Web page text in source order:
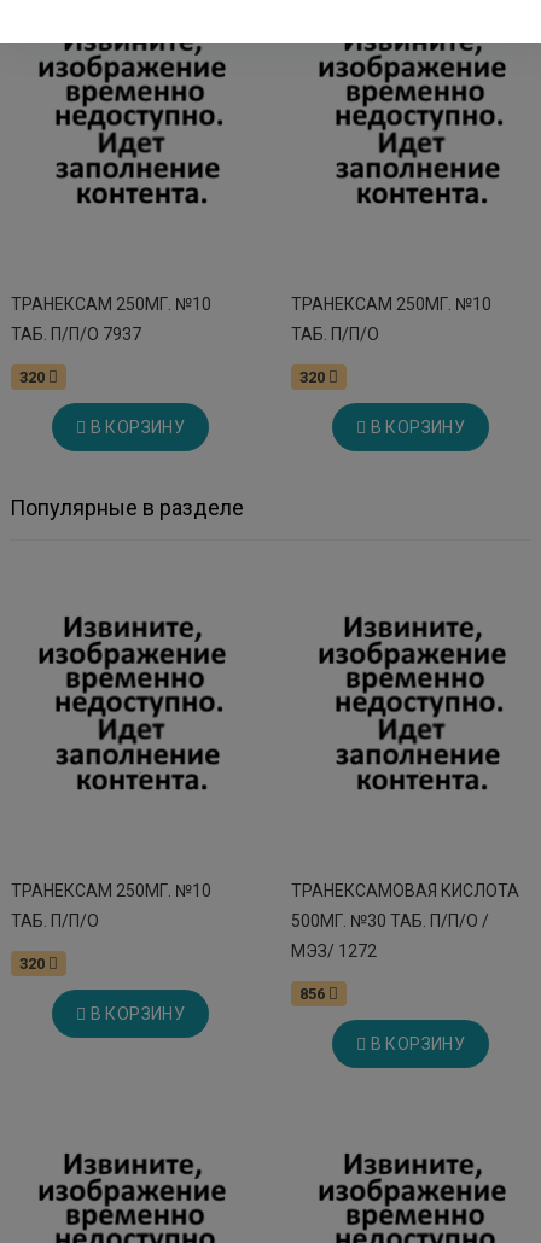
ТРАНЕКСАМ 250МГ. №10
ТАБ. П/П/О 7937
320
В КОРЗИНУ
ТРАНЕКСАМ 250МГ. №10
ТАБ. П/П/О
320
В КОРЗИНУ
Популярные в разделе
ТРАНЕКСАМ 250МГ. №10
ТАБ. П/П/О
320
В КОРЗИНУ
ТРАНЕКСАМОВАЯ КИСЛОТА
500МГ. №30 ТАБ. П/П/О /
МЭЗ/ 1272
856
В КОРЗИНУ